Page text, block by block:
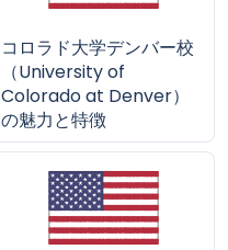
コロラド大学デンバー校
（University of
Colorado at Denver）
の魅力と特徴